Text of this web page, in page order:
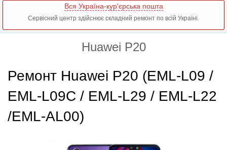
Вся Україна-кур'єрська пошта
Сервісний центр здійснює складний ремонт по всій Україні.
Huawei P20
Ремонт Huawei P20 (EML-L09 /
EML-L09C / EML-L29 / EML-L22
/EML-AL00)